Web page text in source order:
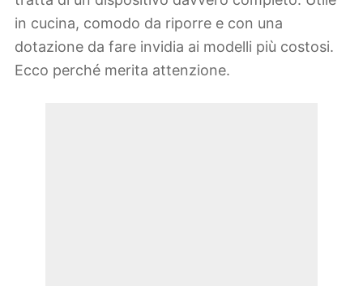
in cucina, comodo da riporre e con una
dotazione da fare invidia ai modelli più costosi.
Ecco perché merita attenzione.